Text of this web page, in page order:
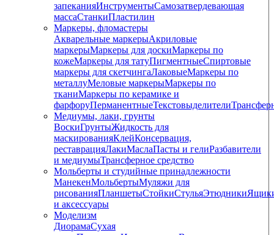
запеканияИнструментыСамозатвердевающая
массаСтанкиПластилин
Маркеры, фломастеры
Акварельные маркерыАкриловые
маркерыМаркеры для доскиМаркеры по
кожеМаркеры для татуПигментныеCпиртовые
маркеры для скетчингаЛаковыеМаркеры по
металлуМеловые маркерыМаркеры по
тканиМаркеры по керамике и
фарфоруПерманентныеТекстовыделители
Медиумы, лаки, грунты
ВоскиГрунтыЖидкость для
маскированияКлейКонсервация,
реставрацияЛакиМаслаПасты и гелиРазбавители
и медиумыТрансферное средство
Мольберты и студийные принадлежности
МанекенМольбертыМуляжи для
рисованияПланшетыСтойкиСтульяЭтюдники
и аксессуары
Моделизм
ДиорамаСухая